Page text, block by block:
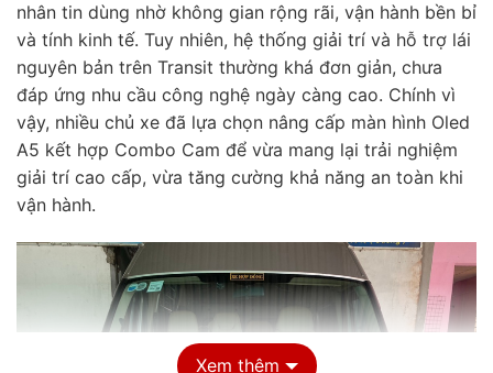
nhân tin dùng nhờ không gian rộng rãi, vận hành bền bỉ
và tính kinh tế. Tuy nhiên, hệ thống giải trí và hỗ trợ lái
nguyên bản trên Transit thường khá đơn giản, chưa
đáp ứng nhu cầu công nghệ ngày càng cao. Chính vì
vậy, nhiều chủ xe đã lựa chọn nâng cấp màn hình Oled
A5 kết hợp Combo Cam để vừa mang lại trải nghiệm
giải trí cao cấp, vừa tăng cường khả năng an toàn khi
vận hành.
Xem thêm